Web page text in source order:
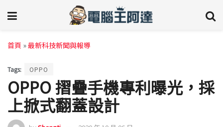
首頁 »最新科技新聞與報導
Tags: OPPO
OPPO 摺疊手機專利曝光，採
上掀式翻蓋設計